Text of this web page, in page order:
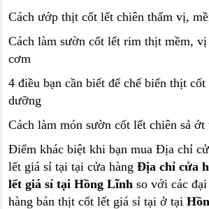
Cách ướp thịt cốt lết chiên thấm vị,
Cách làm sườn cốt lết rim thịt mềm, vị
cơm
4 điều bạn cần biết để chế biến thịt
dưỡng
Cách làm món sườn cốt lết chiên sả
Điểm khác biệt khi bạn mua Địa chỉ
lết giá sỉ tại tại cửa hàngĐịa chỉ cửa
lết giá sỉ tại Hồng Lĩnh so với các
hàng bán thịt cốt lết giá sỉ tại ở tại